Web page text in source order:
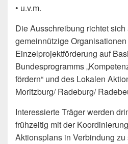
• u.v.m.
Die Ausschreibung richtet
gemeinnützige
Einzelprojektförderung auf
Bundesprogramms
fördern“ und des Lokalen
Moritzburg/ Radeburg/
Interessierte Träger werden
frühzeitig mit der
Aktionsplans in Verbindung